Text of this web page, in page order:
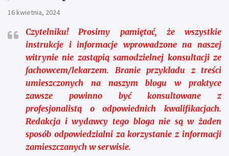
16 kwietnia, 2024
Czytelniku!Prosimy pamiętać, że wszystkie
instrukcje i informacje wprowadzone na naszej
witrynie nie zastąpią samodzielnej konsultacji ze
fachowcem/lekarzem. Branie przykładu z treści
umieszczonych na naszym blogu w praktyce
zawsze powinno być konsultowane z
profesjonalistą o odpowiednich kwalifikacjach.
Redakcja i wydawcy tego bloga nie są w żaden
sposób odpowiedzialni za korzystanie z informacji
zamieszczanych w serwisie.